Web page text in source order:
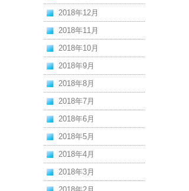
2018年12月
2018年11月
2018年10月
2018年9月
2018年8月
2018年7月
2018年6月
2018年5月
2018年4月
2018年3月